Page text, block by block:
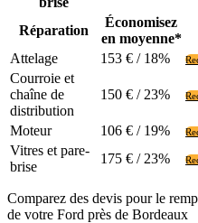
Réparation
Économisez
en moyenne*
Attelage
153 € / 18%
Courroie et
chaîne de
distribution
150 € / 23%
Moteur 106 € / 19%
Vitres et pare-
brise
175 € / 23%
Comparez des devis pour le
de votre Ford près de Bordeaux